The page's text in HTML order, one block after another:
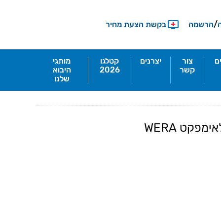
/הרשמה בקשת הצעת מחיר
צור
קשר
יצרנים
קטלגו
2026
מותגי
היבוא
שלנו